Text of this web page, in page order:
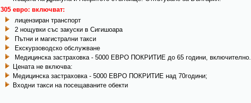
305 евро: включват:
лицензиран транспорт
2 нощувки със закуски в Сигишоара
Пътни и магистрални такси
Екскурзоводско обслужване
Медицинска застраховка - 5000 ЕВРО ПОКРИТИЕ до 65 години, включително.
Цената не включва:
Медицинска застраховка - 5000 ЕВРО ПОКРИТИЕ над 70години;
Входни такси на посещаваните обекти